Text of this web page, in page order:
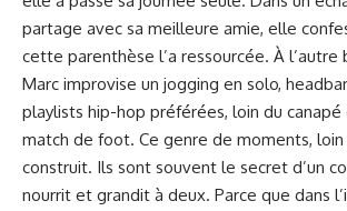
partage avec sa meilleure amie, elle
cette parenthèse l’a ressourcée. À l’autre
Marc improvise un jogging en solo,
playlists hip-hop préférées, loin du canapé
match de foot. Ce genre de moments, loin
construit. Ils sont souvent le secret d’un
nourrit et grandit à deux. Parce que dans